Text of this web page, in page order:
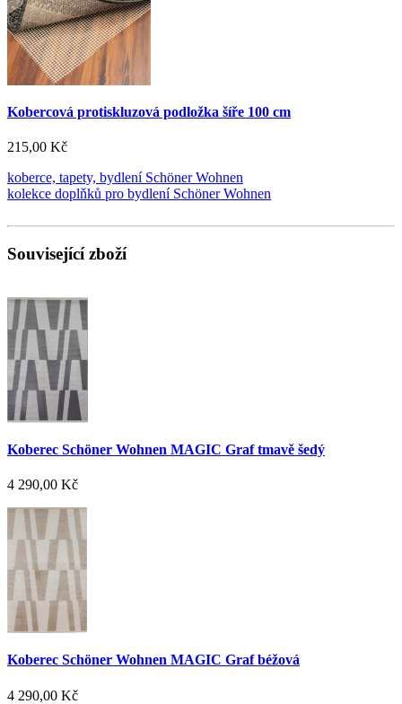
Kobercová protiskluzová podložka šíře 100 cm
215,00 Kč
koberce, tapety, bydlení Schöner Wohnen
kolekce doplňků pro bydlení Schöner Wohnen
Související zboží
Koberec Schöner Wohnen MAGIC Graf tmavě šedý
4 290,00 Kč
Koberec Schöner Wohnen MAGIC Graf béžová
4 290,00 Kč